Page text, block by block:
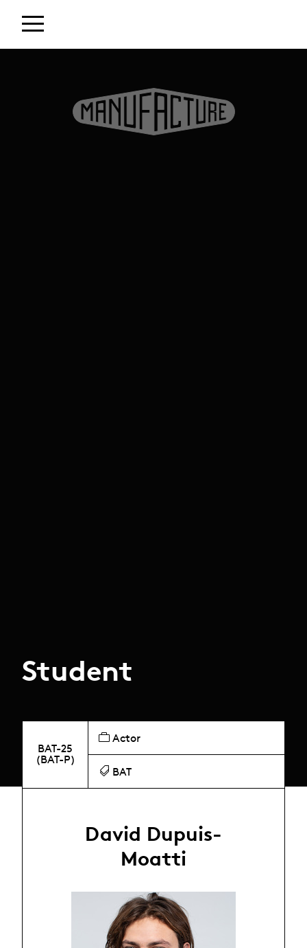
Student
BAT-25
(BAT-P)
Actor
BAT
David Dupuis-
Moatti